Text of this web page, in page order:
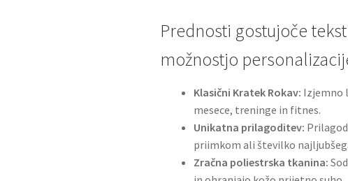
Prednosti gostujoče
možnostjo
Klasični Kratek Rokav: Izjemno
mesece, treninge in fitnes.
Unikatna prilagoditev:
priimkom ali številko
Zračna poliestrska tkanina: